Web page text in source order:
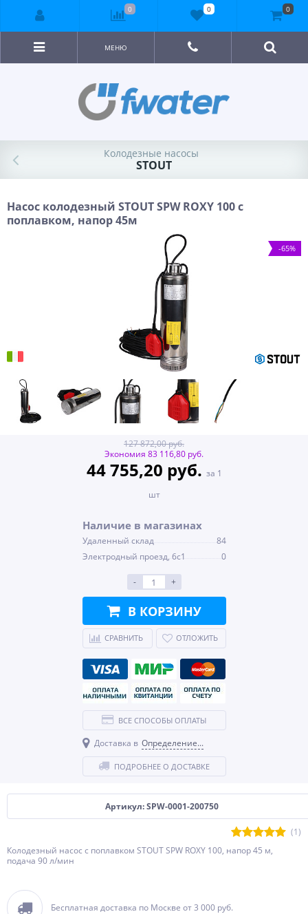
МЕНЮ
Колодезные насосы
STOUT
Насос колодезный STOUT SPW ROXY 100 с
поплавком, напор 45м
-65%
Артикул: SPW-0001-200750
(1)
Колодезный насос с поплавком STOUT SPW ROXY 100, напор 45 м,
подача 90 л/мин
Бесплатная доставка по Москве от 3 000 руб.
127 872,00 руб.
Экономия 83 116,80 руб.
44 755,20 руб. за 1
шт
Наличие в магазинах
Удаленный склад
84
Электродный проезд, 6с1
0
- +
В КОРЗИНУ
СРАВНИТЬ ОТЛОЖИТЬ
ВСЕ СПОСОБЫ ОПЛАТЫ
Доставка в Определение...
ПОДРОБНЕЕ О ДОСТАВКЕ
0 0 0